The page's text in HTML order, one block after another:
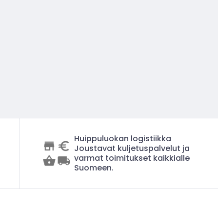
Huippuluokan logistiikka
Joustavat kuljetuspalvelut ja
varmat toimitukset kaikkialle
Suomeen.